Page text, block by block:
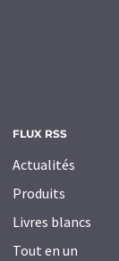
FLUX RSS
Actualités
Produits
Livres blancs
Tout en un